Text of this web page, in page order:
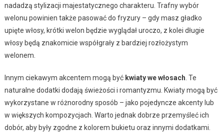
nadadzą stylizacji majestatycznego charakteru. Trafny wybór
welonu powinien także pasować do fryzury – gdy masz gładko
upięte włosy, krótki welon będzie wyglądał uroczo, z kolei długie
włosy będą znakomicie współgrały z bardziej rozłożystym
welonem.
Innym ciekawym akcentem mogą być kwiaty we włosach . Te
naturalne dodatki dodają świeżości i romantyzmu. Kwiaty mogą być
wykorzystane w różnorodny sposób – jako pojedyncze akcenty lub
w większych kompozycjach. Warto jednak dobrze przemyśleć ich
dobór, aby były zgodne z kolorem bukietu oraz innymi dodatkami.